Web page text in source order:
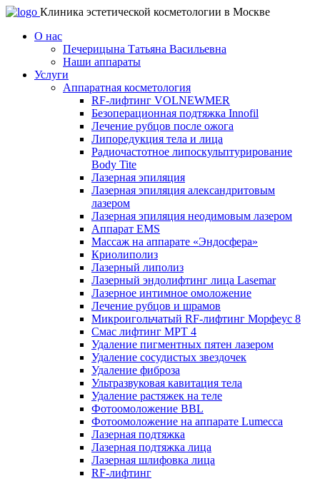
Клиника эстетической косметологии в Москве
О нас
Печерицына Татьяна Васильевна
Наши аппараты
Услуги
Аппаратная косметология
RF-лифтинг VOLNEWMER
Безоперационная подтяжка Innofil
Лечение рубцов после ожога
Липоредукция тела и лица
Радиочастотное липоскульптурирование
Body Tite
Лазерная эпиляция
Лазерная эпиляция александритовым
лазером
Лазерная эпиляция неодимовым лазером
Аппарат EMS
Массаж на аппарате «Эндосфера»
Криолиполиз
Лазерный липолиз
Лазерный эндолифтинг лица Lasemar
Лазерное интимное омоложение
Лечение рубцов и шрамов
Микроигольчатый RF-лифтинг Морфеус 8
Смас лифтинг MPT 4
Удаление пигментных пятен лазером
Удаление сосудистых звездочек
Удаление фиброза
Ультразвуковая кавитация тела
Удаление растяжек на теле
Фотоомоложение BBL
Фотоомоложение на аппарате Lumecca
Лазерная подтяжка
Лазерная подтяжка лица
Лазерная шлифовка лица
RF-лифтинг